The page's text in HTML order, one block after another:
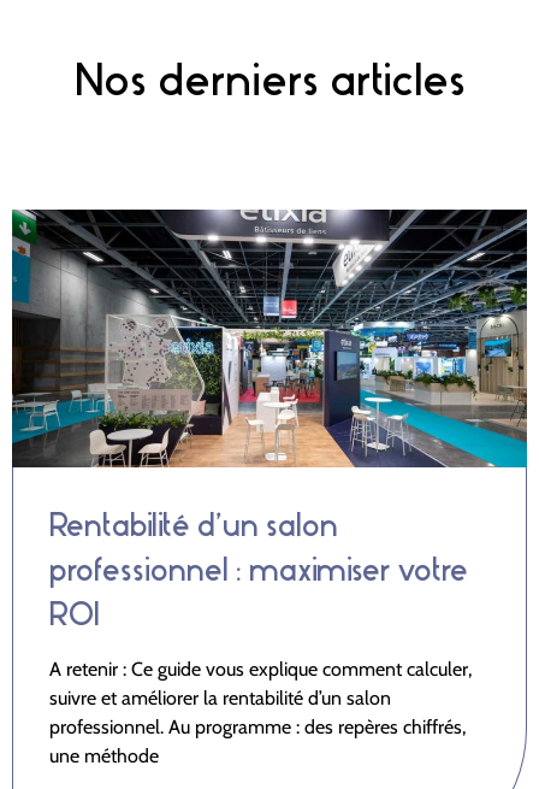
Nos derniers articles
Rentabilité d’un salon
professionnel : maximiser votre
ROI
A retenir : Ce guide vous explique comment calculer,
suivre et améliorer la rentabilité d’un salon
professionnel. Au programme : des repères chiffrés,
une méthode